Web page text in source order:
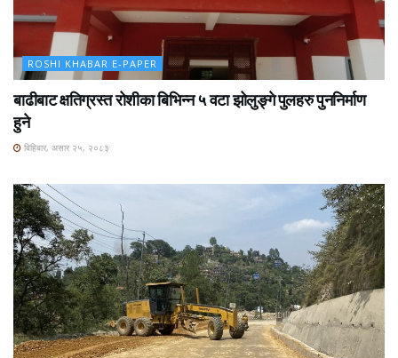
ROSHI KHABAR E-PAPER
बाढीबाट क्षतिग्रस्त रोशीका बिभिन्न ५ वटा झोलुङ्गे पुलहरु पुननिर्माण
हुने
बिहिबार, असार २५, २०८३